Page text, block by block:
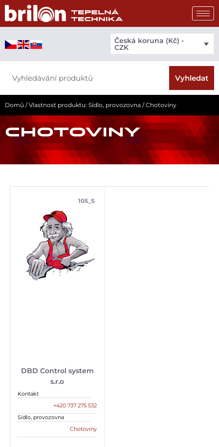
Přeskočit
obsah
Česká koruna (Kč) -
CZK
Vyhledat
Domů / Vlastnost produktu: Sídlo, provozovna / Chotoviny
CHOTOVINY
DBD Control system
s.r.o
105_S
Kontakt
+420 737 275 532
Sídlo, provozovna
Chotoviny